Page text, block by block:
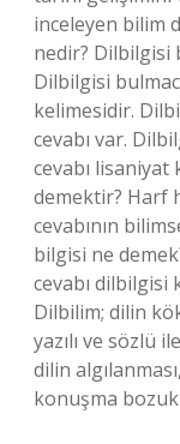
inceleyen bilim
nedir? Dilbilgisi
Dilbilgisi
kelimesidir.
cevabı var.
cevabı
demektir? Harf
cevabının
bilgisi ne
cevabı dilbilgisi
Dilbilim; dilin
yazılı ve sözlü
dilin
konuşma